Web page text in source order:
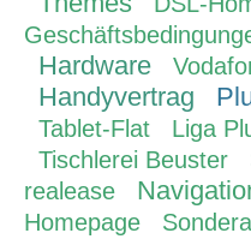
Hardware
Handyvertrag
Tablet-Flat Liga
Tischlerei Beuster
realease
Homepage